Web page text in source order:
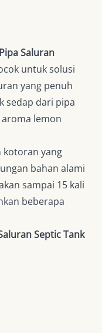
Saluran
untuk solusi
yang penuh
sedap dari pipa
lemon
kotoran yang
bahan alami
sampai 15 kali
beberapa
Septic Tank